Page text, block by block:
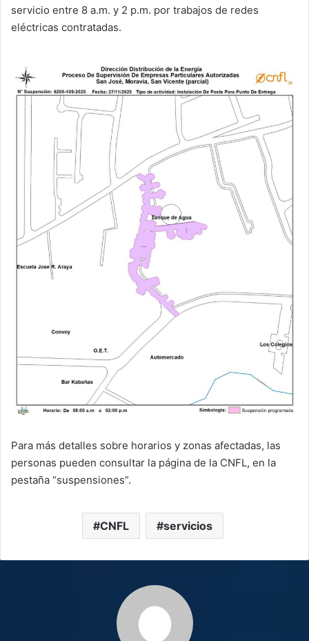
servicio entre 8 a.m. y 2 p.m. por trabajos de redes
eléctricas contratadas.
Para más detalles sobre horarios y zonas afectadas, las
personas pueden consultar la página de la CNFL, en la
pestaña “suspensiones”.
CNFL servicios